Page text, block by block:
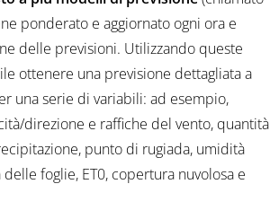
ponderato e aggiornato ogni ora e
delle previsioni. Utilizzando queste
ottenere una previsione dettagliata a
una serie di variabili: ad esempio,
direzione e raffiche del vento, quantità
punto di rugiada, umidità
foglie, ET0, copertura nuvolosa e